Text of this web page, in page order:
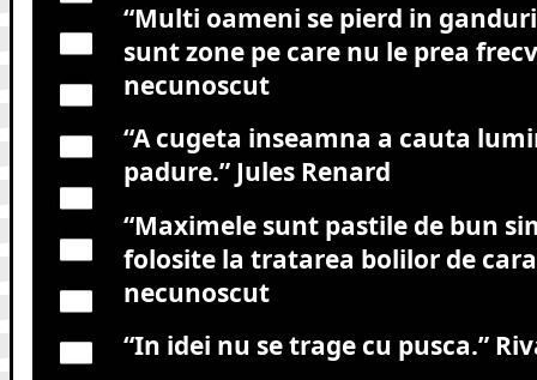
“Multi oameni se pierd in
sunt zone pe care nu le prea
necunoscut
“A cugeta inseamna a cauta
padure.”Jules Renard
“Maximele sunt pastile de bun
folosite la tratarea bolilor de
necunoscut
“In idei nu se trage cu pusca.”